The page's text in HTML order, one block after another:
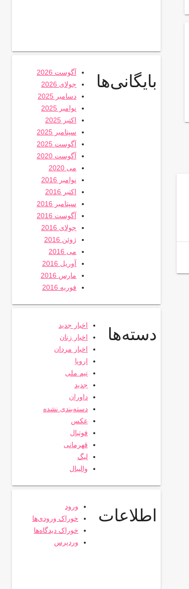
بایگانی‌ها
آگوست 2026
جولای 2026
دسامبر 2025
نوامبر 2025
اکتبر 2025
سپتامبر 2025
آگوست 2025
آگوست 2020
می 2020
نوامبر 2016
اکتبر 2016
سپتامبر 2016
آگوست 2016
جولای 2016
ژوئن 2016
می 2016
آوریل 2016
مارس 2016
فوریه 2016
دسته‌ها
اخبار جدید
اخبار زنان
اخبار مردان
اروپا
تیم ملی
جدید
داوران
دسته‌بندی نشده
عکس
فوتبال
قهرمانی
لیگ
والیبال
اطلاعات
ورود
خوراک ورودی‌ها
خوراک دیدگاه‌ها
وردپرس